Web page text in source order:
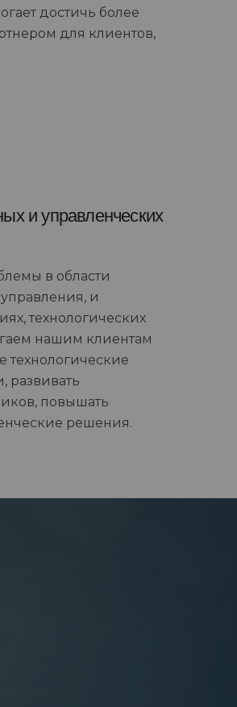
достичь более
для клиентов,
и управленческих
в области
и
технологических
нашим клиентам
технологические
развивать
повышать
решения.